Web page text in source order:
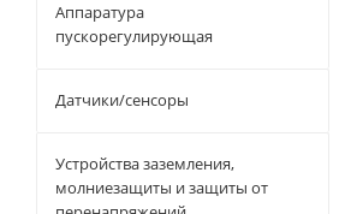
Аппаратура
пускорегулирующая
Датчики/сенсоры
Устройства заземления,
молниезащиты и защиты от